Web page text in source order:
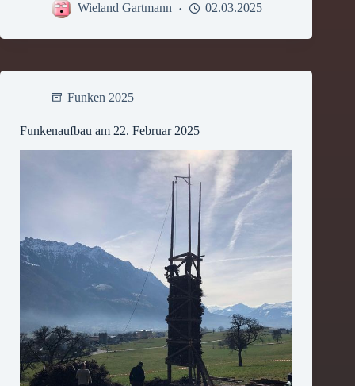
Wieland Gartmann
02.03.2025
Funken 2025
Funkenaufbau am 22. Februar 2025